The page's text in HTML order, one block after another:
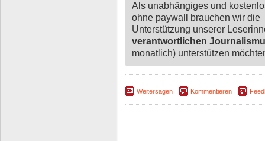
Als unabhängiges und
ohne paywall brauchen wir die
Unterstützung unserer
verantwortlichen
monatlich) unterstützen
Weitersagen Kommentieren